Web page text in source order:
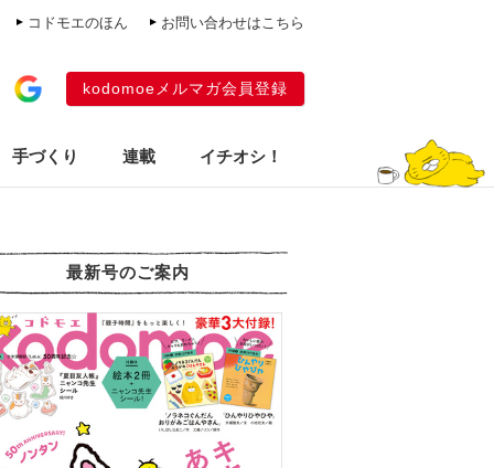
コドモエのほん お問い合わせはこちら
kodomoeメルマガ会員登録
手づくり 連載 イチオシ！
最新号のご案内